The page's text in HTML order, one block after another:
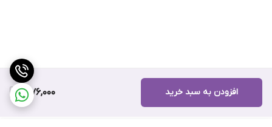
9,176,000 افزودن به سبد خرید